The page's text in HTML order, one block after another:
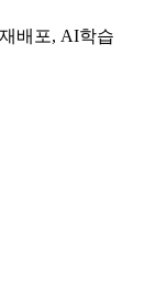
배포, AI학습